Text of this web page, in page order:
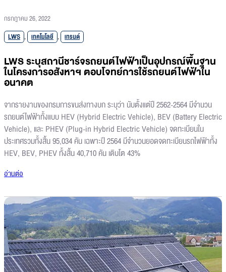
กรกฎาคม 26, 2022
LWS , เทคโนโลยี , เทรนด์
LWS ระบุสถานีชาร์จรถยนต์ไฟฟ้าเป็นอุปกรณ์พื้นฐาน
ในโครงการอสังหาฯ ตอบโจทย์การใช้รถยนต์ไฟฟ้าใน
อนาคต
จากรายงานของกรมการขนส่งทางบก ระบุว่า นับตั้งแต่ปี 2562-2564 มีจำนวน
รถยนต์ไฟฟ้าทั้งแบบ HEV (Hybrid Electric Vehicle), BEV (Battery Electric
Vehicle), และ PHEV (Plug-in Hybrid Electric Vehicle) จดทะเบียนใน
ประเทศรวมทั้งสิ้น 95,034 คัน เฉพาะปี 2564 มีจำนวนยอดจดทะเบียนรถไฟฟ้าทั้ง
HEV, BEV, PHEV ทั้งสิ้น 40,710 คัน เติบโต 43%
อ่านต่อ